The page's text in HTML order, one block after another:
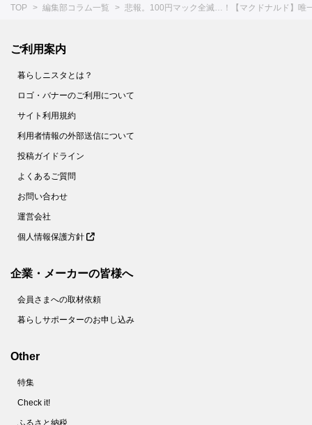
TOP 編集部コラム一覧 悲報。100円マック全滅…！【マクドナルド】唯
ご利用案内
暮らしニスタとは？
ロゴ・バナーのご利用について
サイト利用規約
利用者情報の外部送信について
投稿ガイドライン
よくあるご質問
お問い合わせ
運営会社
個人情報保護方針
企業・メーカーの皆様へ
会員さまへの取材依頼
暮らしサポーターのお申し込み
Other
特集
Check it!